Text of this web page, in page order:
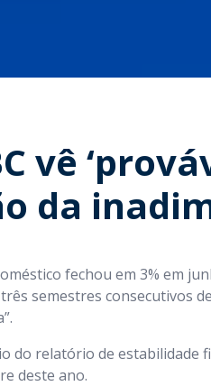
vê
da
fechou em 3% em
semestres consecutivos
do relatório de estabilidade
deste ano.